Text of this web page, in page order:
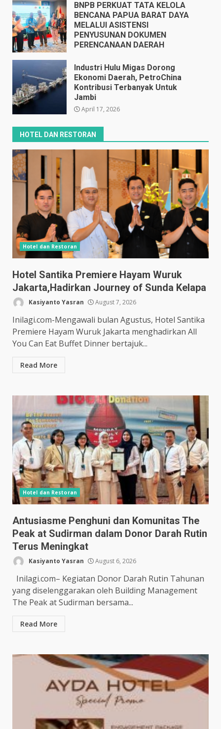
BNPB PERKUAT TATA KELOLA
BENCANA PAPUA BARAT DAYA
MELALUI ASISTENSI
PENYUSUNAN DOKUMEN
PERENCANAAN DAERAH
Industri Hulu Migas Dorong
Ekonomi Daerah, PetroChina
Kontribusi Terbanyak Untuk
Jambi
April 17, 2026
HOTEL DAN RESTORAN
Hotel dan Restoran
Hotel Santika Premiere Hayam Wuruk
Jakarta,Hadirkan Journey of Sunda Kelapa
Kasiyanto Yasran August 7, 2026
Inilagi.com-Mengawali bulan Agustus, Hotel Santika
Premiere Hayam Wuruk Jakarta menghadirkan All
You Can Eat Buffet Dinner bertajuk...
Read More
Hotel dan Restoran
Antusiasme Penghuni dan Komunitas The
Peak at Sudirman dalam Donor Darah Rutin
Terus Meningkat
Kasiyanto Yasran August 6, 2026
Inilagi.com– Kegiatan Donor Darah Rutin Tahunan
yang diselenggarakan oleh Building Management
The Peak at Sudirman bersama...
Read More